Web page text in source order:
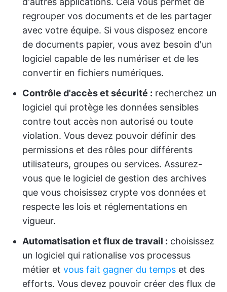
regrouper vos documents et de les partager
avec votre équipe. Si vous disposez encore
de documents papier, vous avez besoin d'un
logiciel capable de les numériser et de les
convertir en fichiers numériques.
Contrôle d'accès et sécurité : recherchez un
logiciel qui protège les données sensibles
contre tout accès non autorisé ou toute
violation. Vous devez pouvoir définir des
permissions et des rôles pour différents
utilisateurs, groupes ou services. Assurez-
vous que le logiciel de gestion des archives
que vous choisissez crypte vos données et
respecte les lois et réglementations en
vigueur.
Automatisation et flux de travail : choisissez
un logiciel qui rationalise vos processus
métier et vous fait gagner du temps et des
efforts. Vous devez pouvoir créer des flux de